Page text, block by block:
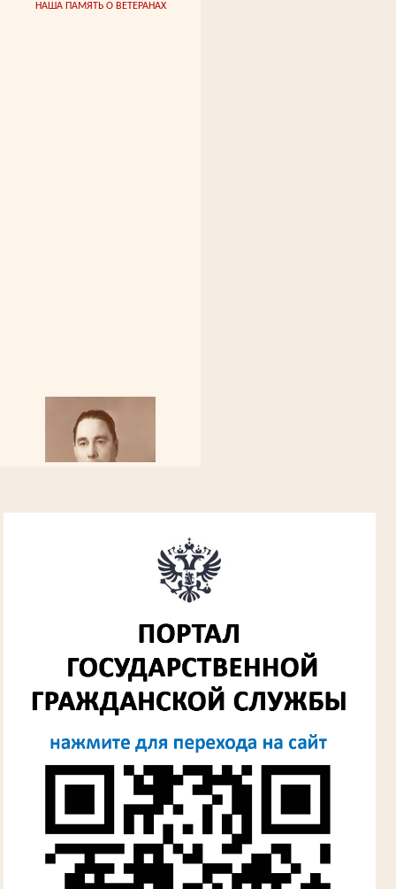
НАША ПАМЯТЬ О ВЕТЕРАНАХ
Алферьев Сергей Григорьевич
Участник Великой Отечественной войны
Председатель Губкинского городского
Участник Великой Отечественной войны
Судья Губкинского городского народного
суда
в период с 1960 по 1980 гг.